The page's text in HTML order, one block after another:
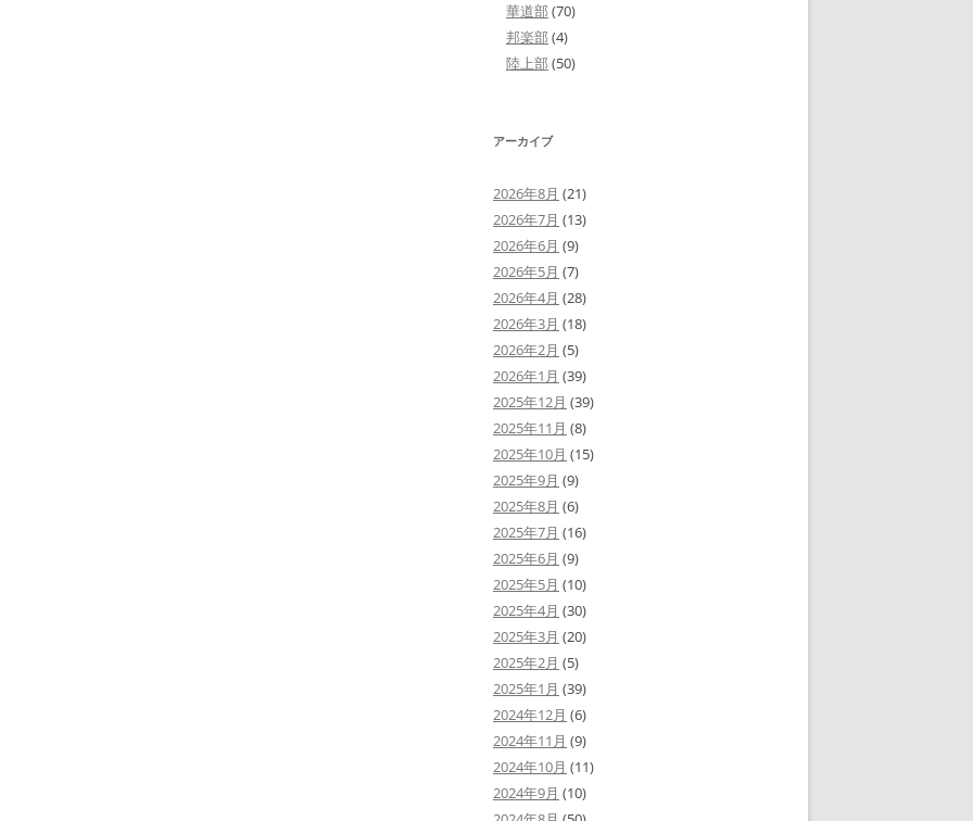
華道部 (70)
邦楽部 (4)
陸上部 (50)
アーカイブ
2026年8月 (21)
2026年7月 (13)
2026年6月 (9)
2026年5月 (7)
2026年4月 (28)
2026年3月 (18)
2026年2月 (5)
2026年1月 (39)
2025年12月 (39)
2025年11月 (8)
2025年10月 (15)
2025年9月 (9)
2025年8月 (6)
2025年7月 (16)
2025年6月 (9)
2025年5月 (10)
2025年4月 (30)
2025年3月 (20)
2025年2月 (5)
2025年1月 (39)
2024年12月 (6)
2024年11月 (9)
2024年10月 (11)
2024年9月 (10)